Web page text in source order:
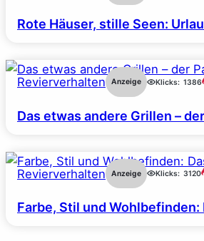
Rote Häuser, stille Seen:
Revierverhalten Anzeige Klicks: 1386
Das etwas andere Grillen –
Revierverhalten Anzeige Klicks: 3120
Farbe, Stil und